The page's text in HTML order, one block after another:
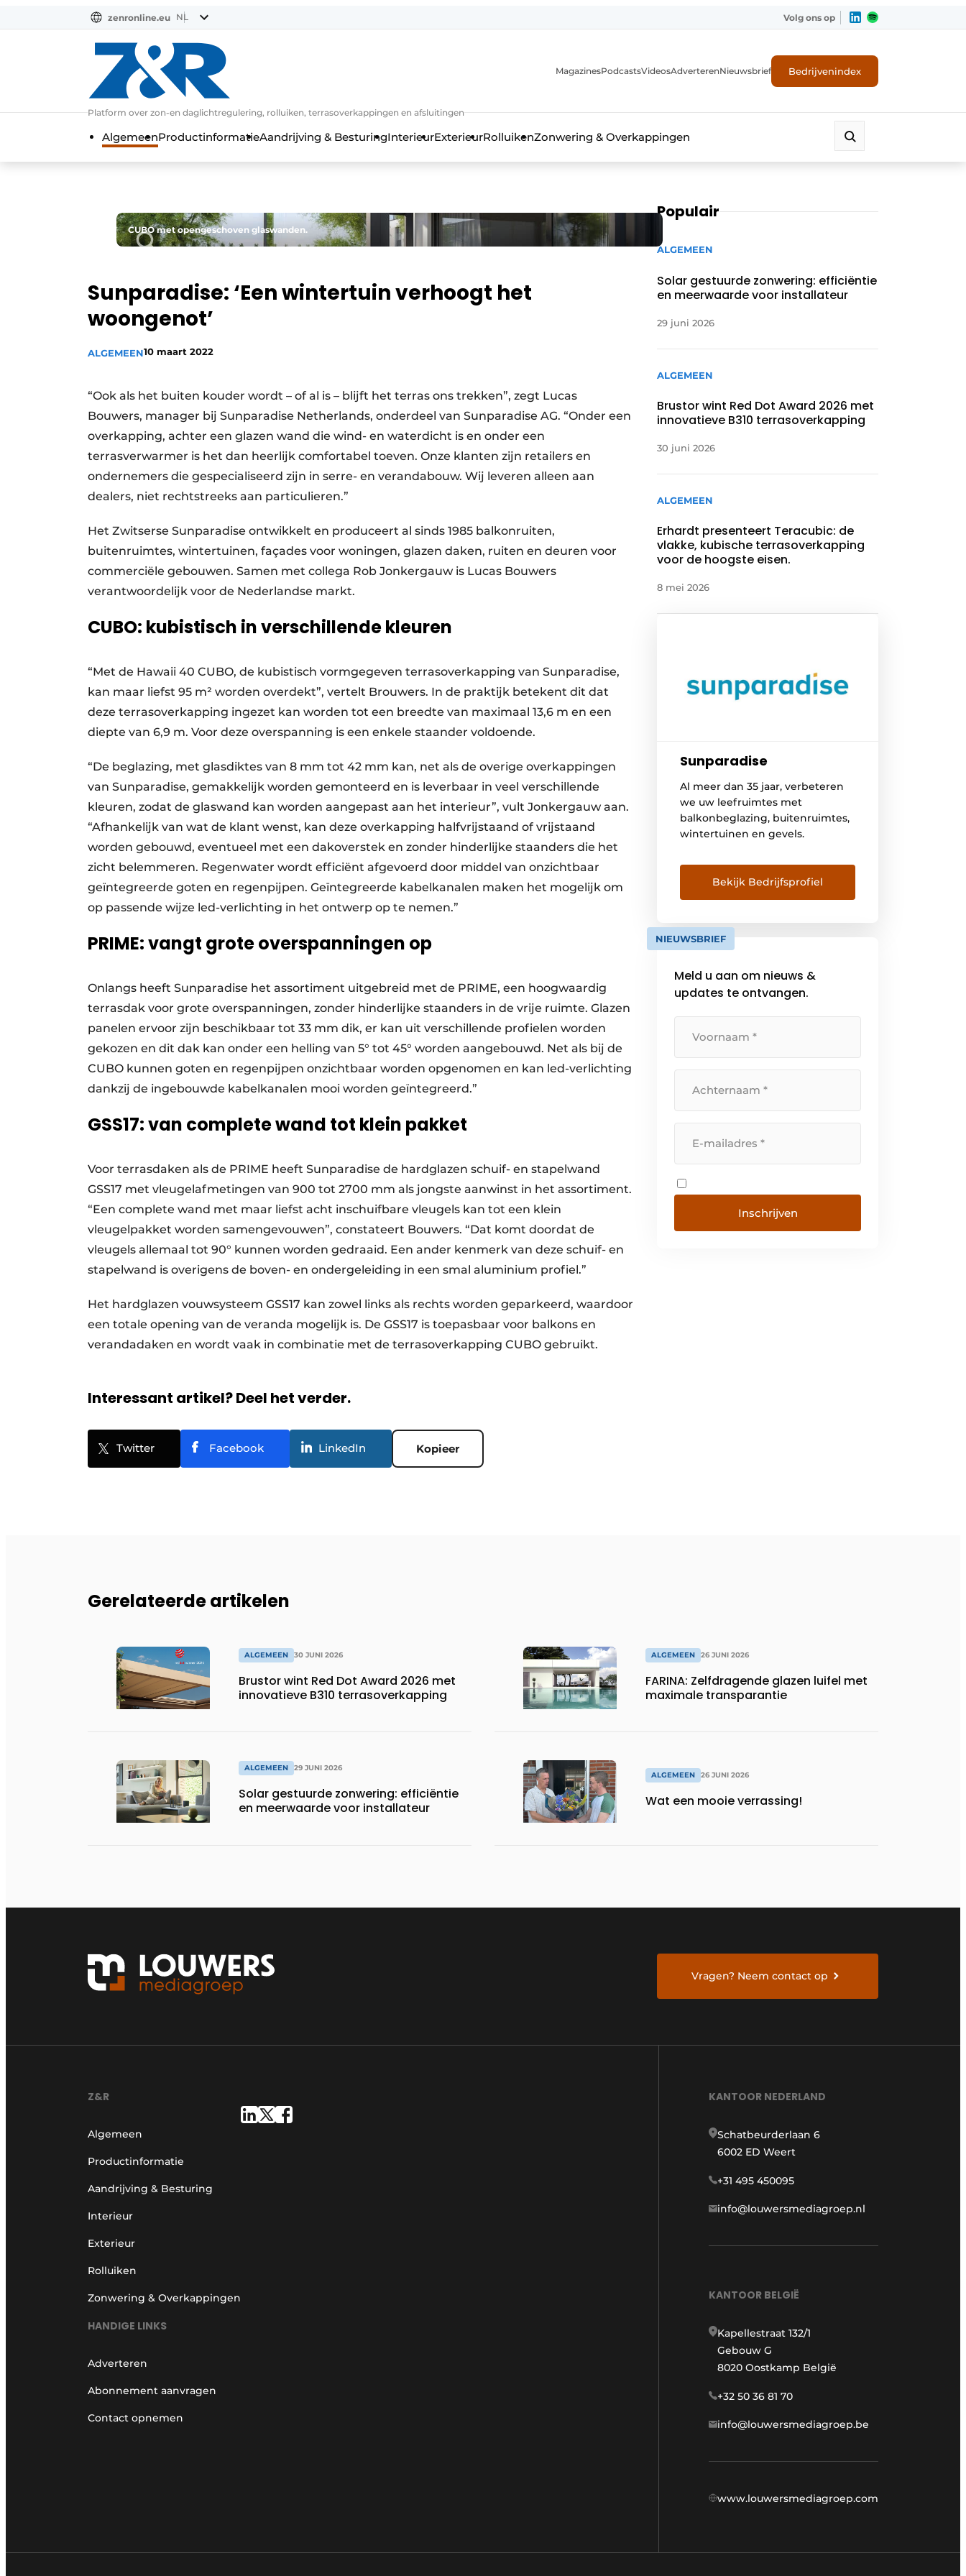
zenronline.eu NL Volg ons op
Platform over zon-en daglichtregulering, rolluiken, terrasoverkappingen en afsluitingen
MagazinesPodcastsVideosAdverterenNieuwsbrief Bedrijvenindex
AlgemeenProductinformatieAandrijving & BesturingInterieurExterieurRolluikenZonwering & Overkappingen
CUBO met opengeschoven glaswanden.
Sunparadise: ‘Een wintertuin verhoogt het
woongenot’
ALGEMEEN10 maart 2022
“Ook als het buiten kouder wordt – of al is – blijft het terras ons trekken”, zegt Lucas
Bouwers, manager bij Sunparadise Netherlands, onderdeel van Sunparadise AG. “Onder een
overkapping, achter een glazen wand die wind- en waterdicht is en onder een
terrasverwarmer is het dan heerlijk comfortabel toeven. Onze klanten zijn retailers en
ondernemers die gespecialiseerd zijn in serre- en verandabouw. Wij leveren alleen aan
dealers, niet rechtstreeks aan particulieren.”
Het Zwitserse Sunparadise ontwikkelt en produceert al sinds 1985 balkonruiten,
buitenruimtes, wintertuinen, façades voor woningen, glazen daken, ruiten en deuren voor
commerciële gebouwen. Samen met collega Rob Jonkergauw is Lucas Bouwers
verantwoordelijk voor de Nederlandse markt.
CUBO: kubistisch in verschillende kleuren
“Met de Hawaii 40 CUBO, de kubistisch vormgegeven terrasoverkapping van Sunparadise,
kan maar liefst 95 m² worden overdekt”, vertelt Brouwers. In de praktijk betekent dit dat
deze terrasoverkapping ingezet kan worden tot een breedte van maximaal 13,6 m en een
diepte van 6,9 m. Voor deze overspanning is een enkele staander voldoende.
“De beglazing, met glasdiktes van 8 mm tot 42 mm kan, net als de overige overkappingen
van Sunparadise, gemakkelijk worden gemonteerd en is leverbaar in veel verschillende
kleuren, zodat de glaswand kan worden aangepast aan het interieur”, vult Jonkergauw aan.
“Afhankelijk van wat de klant wenst, kan deze overkapping halfvrijstaand of vrijstaand
worden gebouwd, eventueel met een dakoverstek en zonder hinderlijke staanders die het
zicht belemmeren. Regenwater wordt efficiënt afgevoerd door middel van onzichtbaar
geïntegreerde goten en regenpijpen. Geïntegreerde kabelkanalen maken het mogelijk om
op passende wijze led-verlichting in het ontwerp op te nemen.”
PRIME: vangt grote overspanningen op
Onlangs heeft Sunparadise het assortiment uitgebreid met de PRIME, een hoogwaardig
terrasdak voor grote overspanningen, zonder hinderlijke staanders in de vrije ruimte. Glazen
panelen ervoor zijn beschikbaar tot 33 mm dik, er kan uit verschillende profielen worden
gekozen en dit dak kan onder een helling van 5° tot 45° worden aangebouwd. Net als bij de
CUBO kunnen goten en regenpijpen onzichtbaar worden opgenomen en kan led-verlichting
dankzij de ingebouwde kabelkanalen mooi worden geïntegreerd.”
GSS17: van complete wand tot klein pakket
Voor terrasdaken als de PRIME heeft Sunparadise de hardglazen schuif- en stapelwand
GSS17 met vleugelafmetingen van 900 tot 2700 mm als jongste aanwinst in het assortiment.
“Een complete wand met maar liefst acht inschuifbare vleugels kan tot een klein
vleugelpakket worden samengevouwen”, constateert Bouwers. “Dat komt doordat de
vleugels allemaal tot 90° kunnen worden gedraaid. Een ander kenmerk van deze schuif- en
stapelwand is overigens de boven- en ondergeleiding in een smal aluminium profiel.”
Het hardglazen vouwsysteem GSS17 kan zowel links als rechts worden geparkeerd, waardoor
een totale opening van de veranda mogelijk is. De GSS17 is toepasbaar voor balkons en
verandadaken en wordt vaak in combinatie met de terrasoverkapping CUBO gebruikt.
Interessant artikel? Deel het verder.
Twitter Facebook LinkedIn Kopieer
Populair
ALGEMEEN
Solar gestuurde zonwering: efficiëntie
en meerwaarde voor installateur
29 juni 2026
ALGEMEEN
Brustor wint Red Dot Award 2026 met
innovatieve B310 terrasoverkapping
30 juni 2026
ALGEMEEN
Erhardt presenteert Teracubic: de
vlakke, kubische terrasoverkapping
voor de hoogste eisen.
8 mei 2026
Sunparadise
Al meer dan 35 jaar, verbeteren
we uw leefruimtes met
balkonbeglazing, buitenruimtes,
wintertuinen en gevels.
Bekijk Bedrijfsprofiel
NIEUWSBRIEF
Meld u aan om nieuws &
updates te ontvangen.
Inschrijven
Gerelateerde artikelen
ALGEMEEN 30 JUNI 2026
Brustor wint Red Dot Award 2026 met
innovatieve B310 terrasoverkapping
ALGEMEEN 29 JUNI 2026
Solar gestuurde zonwering: efficiëntie
en meerwaarde voor installateur
ALGEMEEN 26 JUNI 2026
FARINA: Zelfdragende glazen luifel met
maximale transparantie
ALGEMEEN 26 JUNI 2026
Wat een mooie verrassing!
Vragen? Neem contact op
Z&R
Algemeen
Productinformatie
Aandrijving & Besturing
Interieur
Exterieur
Rolluiken
Zonwering & Overkappingen
HANDIGE LINKS
Adverteren
Abonnement aanvragen
Contact opnemen
KANTOOR NEDERLAND
Schatbeurderlaan 6
6002 ED Weert
+31 495 450095
info@louwersmediagroep.nl
KANTOOR BELGIË
Kapellestraat 132/1
Gebouw G
8020 Oostkamp België
+32 50 36 81 70
info@louwersmediagroep.be
www.louwersmediagroep.com